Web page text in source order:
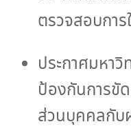
สร้าง
วัฒนธร
องค์กร
ตรวจสอบกา
ประกาศมหาวิ
ป้องกันการขั
ส่วนบุคคลกับ